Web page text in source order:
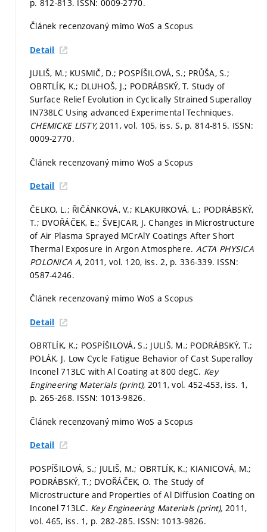
p. 812-813. ISSN: 0009-2770.
Článek recenzovaný mimo WoS a Scopus
Detail
JULIŠ, M.; KUSMIČ, D.; POSPÍŠILOVÁ, S.; PRŮŠA, S.;
OBRTLÍK, K.; DLUHOŠ, J.; PODRÁBSKÝ, T. Study of
Surface Relief Evolution in Cyclically Strained Superalloy
IN738LC Using advanced Experimental Techniques.
CHEMICKE LISTY,2011, vol. 105, iss. S, p. 814-815. ISSN:
0009-2770.
Článek recenzovaný mimo WoS a Scopus
Detail
ČELKO, L.; ŘIČÁNKOVÁ, V.; KLAKURKOVÁ, L.; PODRÁBSKÝ,
T.; DVOŘÁČEK, E.; ŠVEJCAR, J. Changes in Microstructure
of Air Plasma Sprayed MCrAlY Coatings After Short
Thermal Exposure in Argon Atmosphere. ACTA PHYSICA
POLONICA A, 2011, vol. 120, iss. 2, p. 336-339. ISSN:
0587-4246.
Článek recenzovaný mimo WoS a Scopus
Detail
OBRTLÍK, K.; POSPÍŠILOVÁ, S.; JULIŠ, M.; PODRÁBSKÝ, T.;
POLÁK, J. Low Cycle Fatigue Behavior of Cast Superalloy
Inconel 713LC with Al Coating at 800 degC. Key
Engineering Materials (print), 2011, vol. 452-453, iss. 1,
p. 265-268. ISSN: 1013-9826.
Článek recenzovaný mimo WoS a Scopus
Detail
POSPÍŠILOVÁ, S.; JULIŠ, M.; OBRTLÍK, K.; KIANICOVÁ, M.;
PODRÁBSKÝ, T.; DVOŘÁČEK, O. The Study of
Microstructure and Properties of Al Diffusion Coating on
Inconel 713LC. Key Engineering Materials (print), 2011,
vol. 465, iss. 1, p. 282-285. ISSN: 1013-9826.